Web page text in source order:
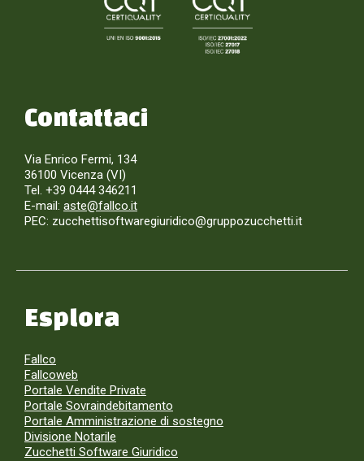
Contattaci
Via Enrico Fermi, 134
36100 Vicenza (VI)
Tel. +39 0444 346211
E-mail: aste@fallco.it
PEC: zucchettisoftwaregiuridico@gruppozucchetti.it
Esplora
Fallco
Fallcoweb
Portale Vendite Private
Portale Sovraindebitamento
Portale Amministrazione di sostegno
Divisione Notarile
Zucchetti Software Giuridico